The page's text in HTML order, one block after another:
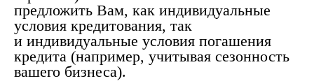
предложить Вам, как индивидуальные
условия кредитования, так
и индивидуальные условия погашения
кредита (например, учитывая сезонность
вашего бизнеса).